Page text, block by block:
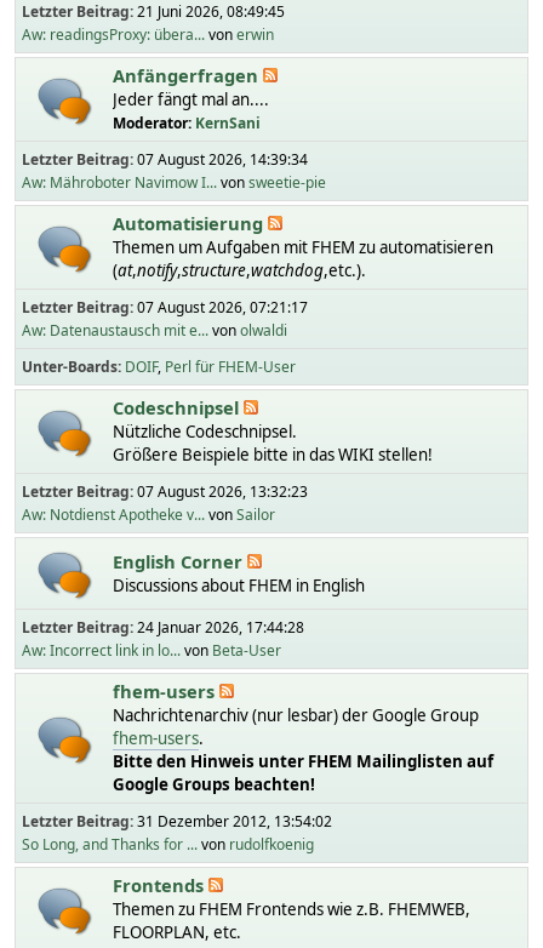
Letzter Beitrag:21 Juni 2026, 08:49:45
Aw: readingsProxy: übera...vonerwin
Anfängerfragen
Jeder fängt mal an....
Moderator: KernSani
Letzter Beitrag:07 August 2026, 14:39:34
Aw: Mähroboter Navimow I...vonsweetie-pie
Automatisierung
Themen um Aufgaben mit FHEM zu automatisieren
(at,notify,structure,watchdog,etc.).
Letzter Beitrag:07 August 2026, 07:21:17
Aw: Datenaustausch mit e...vonolwaldi
Unter-Boards DOIF Perl für FHEM-User
Codeschnipsel
Nützliche Codeschnipsel.
Größere Beispiele bitte in das WIKI stellen!
Letzter Beitrag:07 August 2026, 13:32:23
Aw: Notdienst Apotheke v...vonSailor
English Corner
Discussions about FHEM in English
Letzter Beitrag:24 Januar 2026, 17:44:28
Aw: Incorrect link in lo...von Beta-User
fhem-users
Nachrichtenarchiv (nur lesbar) der Google Group
fhem-users.
Bitte den Hinweis unter FHEM Mailinglisten auf
Google Groups beachten!
Letzter Beitrag:31 Dezember 2012, 13:54:02
So Long, and Thanks for ...von rudolfkoenig
Frontends
Themen zu FHEM Frontends wie z.B. FHEMWEB,
FLOORPLAN, etc.